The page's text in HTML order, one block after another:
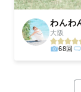
わんわ
大阪
68回